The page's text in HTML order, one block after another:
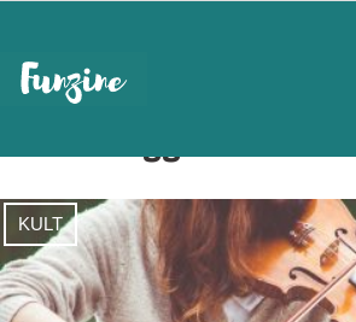
KULT